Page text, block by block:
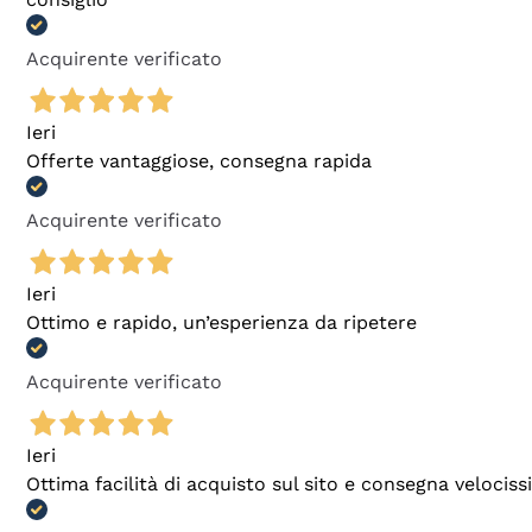
Acquirente verificato
Ieri
Offerte vantaggiose, consegna rapida
Acquirente verificato
Ieri
Ottimo e rapido, un’esperienza da ripetere
Acquirente verificato
Ieri
Ottima facilità di acquisto sul sito e consegna